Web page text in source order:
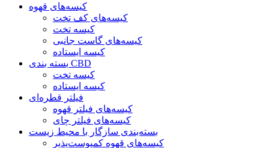
کیسه‌های قهوه
کیسه‌های کف تخت
کیسه تخت
کیسه‌های گاست جانبی
کیسه ایستاده
بسته بندی CBD
کیسه تخت
کیسه ایستاده
فیلتر قطره‌ای
کیسه‌های فیلتر قهوه
کیسه‌های فیلتر چای
بسته‌بندی سازگار با محیط زیست
کیسه‌های قهوه کمپوست‌پذیر